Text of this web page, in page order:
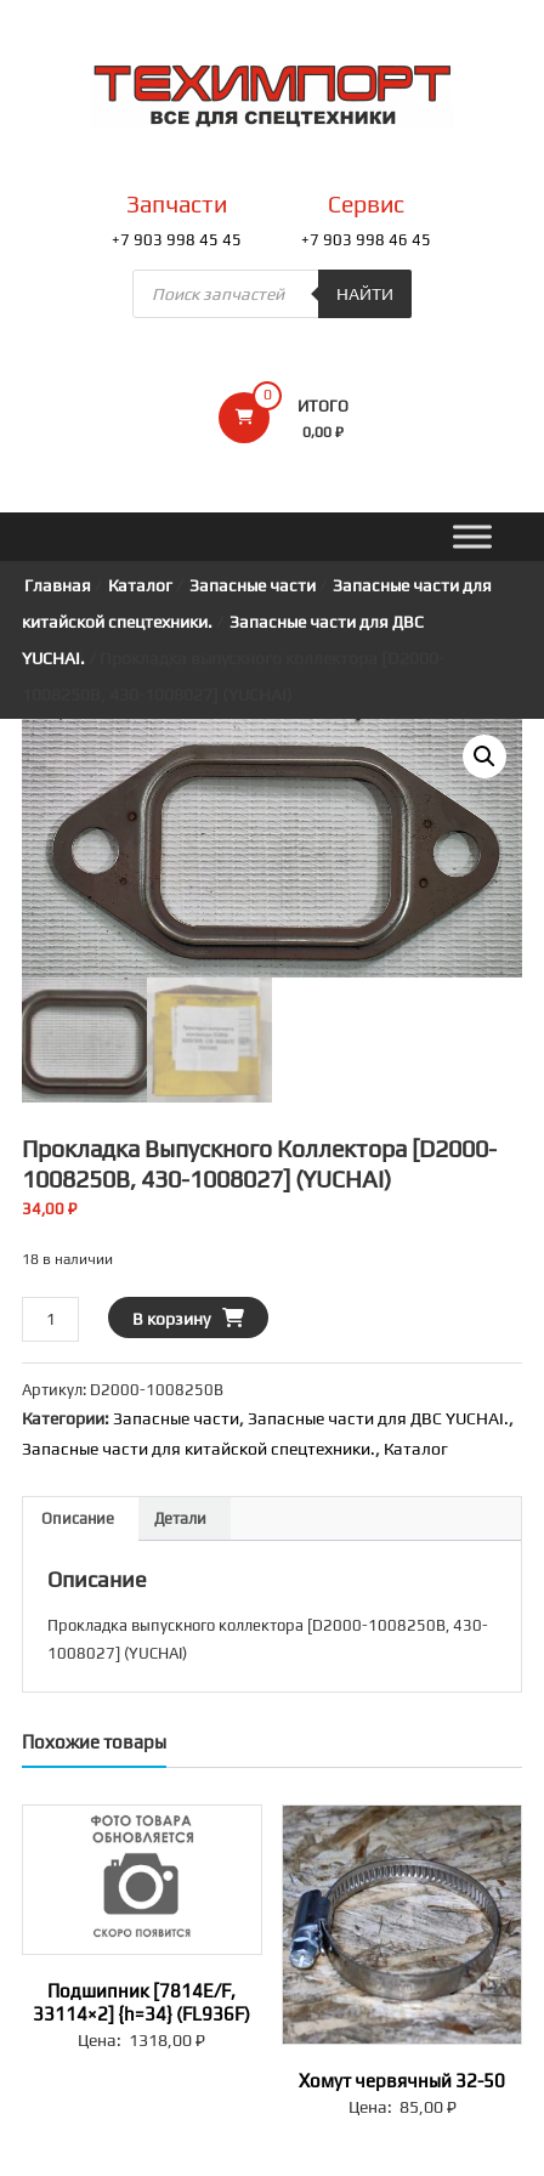
содержимомуТЕХИМПОРТ
Всё
0
ИТОГО
0,00 ₽
Запчасти
+7 903 998 45 45
Сервис
+7 903 998 46 45
Поиск
товаров
НАЙТИ
Главная Каталог/ Запасные части/
Запасные части для
китайской спецтехники./
Запасные части для ДВС
YUCHAI./ Прокладка выпускного коллектора [D2000-
Прокладка Выпускного Коллектора [D2000-
1008250B, 430-1008027] (YUCHAI)
34,00 ₽
18 в наличии
товара
Прокладка
выпускного
коллектора
[D2000-
В корзину
Артикул: D2000-1008250B
Категории: Запасные части, Запасные части для ДВС YUCHAI.,
Запасные части для китайской спецтехники., Каталог
Описание Детали
Описание
Прокладка выпускного коллектора [D2000-1008250B, 430-
1008027] (YUCHAI)
Похожие товары
Подшипник [7814E/F,
33114×2] {h=34} (FL936F)
Цена: 1318,00₽
Хомут червячный 32-50
Цена: 85,00₽